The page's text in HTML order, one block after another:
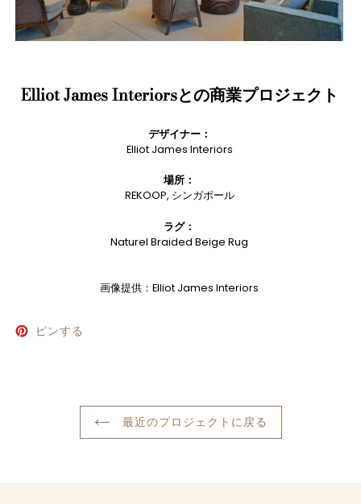
Elliot James Interiorsとの商業プロジェクト
デザイナー：
Elliot James Interiors
場所：
REKOOP, シンガポール
ラグ：
Naturel Braided Beige Rug
画像提供：Elliot James Interiors
ピンする
最近のプロジェクトに戻る